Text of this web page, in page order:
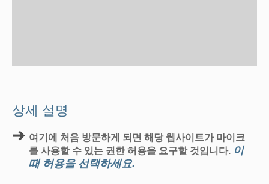
상세 설명
여기에 처음 방문하게 되면 해당 웹사이트가 마이크
를 사용할 수 있는 권한 허용을 요구할 것입니다. 이
때 허용을 선택하세요.